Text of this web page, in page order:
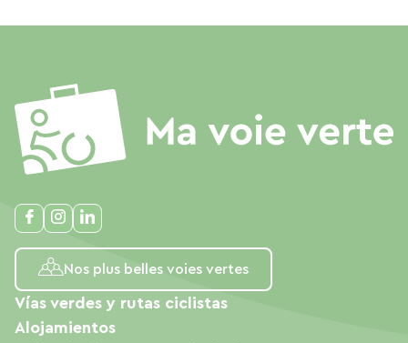
Nos plus belles voies vertes
Vías verdes y rutas ciclistas
Alojamientos